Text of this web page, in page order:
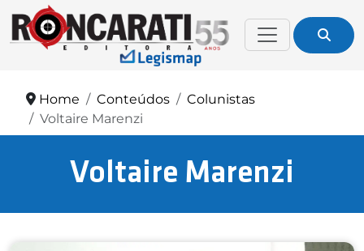
Home Conteúdos
Colunistas
Voltaire Marenzi
Voltaire Marenzi